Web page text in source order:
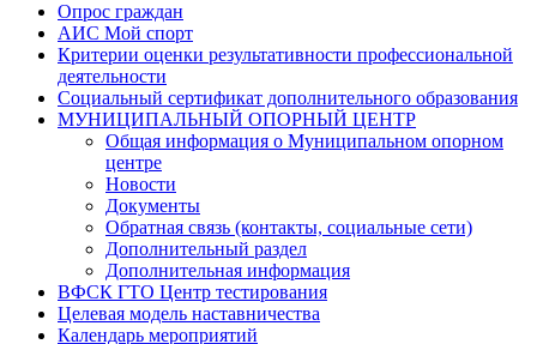
Опрос граждан
АИС Мой спорт
Критерии оценки результативности профессиональной
деятельности
Социальный сертификат дополнительного образования
МУНИЦИПАЛЬНЫЙ ОПОРНЫЙ ЦЕНТР
Общая информация о Муниципальном опорном
центре
Новости
Документы
Обратная связь (контакты, социальные сети)
Дополнительный раздел
Дополнительная информация
ВФСК ГТО Центр тестирования
Целевая модель наставничества
Календарь мероприятий